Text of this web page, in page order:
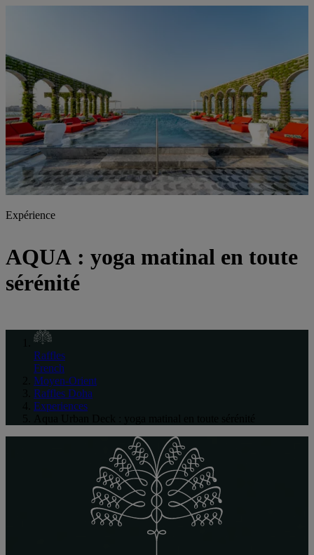
Expérience
AQUA : yoga matinal en toute
sérénité
Raffles
French
Moyen-Orient
Raffles Doha
Experiences